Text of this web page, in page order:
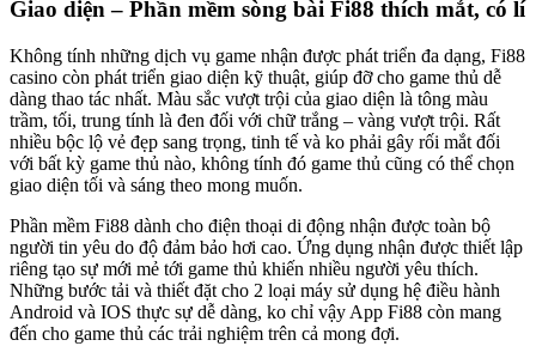
Giao diện – Phần mềm sòng bài Fi88 thích mắt, có lí
Không tính những dịch vụ game nhận được phát triển đa dạng, Fi88
casino còn phát triển giao diện kỹ thuật, giúp đỡ cho game thủ dễ
dàng thao tác nhất. Màu sắc vượt trội của giao diện là tông màu
trầm, tối, trung tính là đen đối với chữ trắng – vàng vượt trội. Rất
nhiều bộc lộ vẻ đẹp sang trọng, tinh tế và ko phải gây rối mắt đối
với bất kỳ game thủ nào, không tính đó game thủ cũng có thể chọn
giao diện tối và sáng theo mong muốn.
Phần mềm Fi88 dành cho điện thoại di động nhận được toàn bộ
người tin yêu do độ đảm bảo hơi cao. Ứng dụng nhận được thiết lập
riêng tạo sự mới mẻ tới game thủ khiến nhiều người yêu thích.
Những bước tải và thiết đặt cho 2 loại máy sử dụng hệ điều hành
Android và IOS thực sự dễ dàng, ko chỉ vậy App Fi88 còn mang
đến cho game thủ các trải nghiệm trên cả mong đợi.